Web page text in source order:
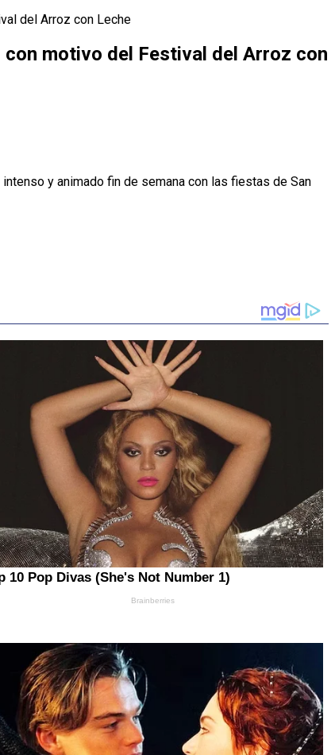
del Arroz con Leche
con motivo del Festival del Arroz con
y animado fin de semana con las fiestas de San